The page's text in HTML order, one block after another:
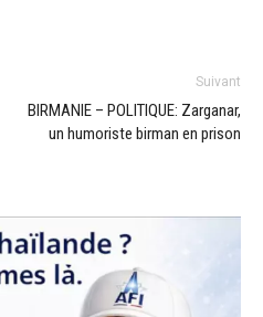
Suivant
BIRMANIE – POLITIQUE: Zarganar,
un humoriste birman en prison